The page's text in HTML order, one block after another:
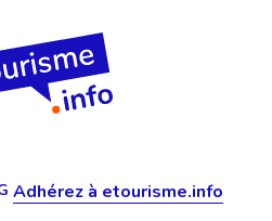
Adhérez à etourisme.info